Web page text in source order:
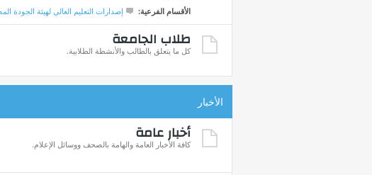
الأقسام الفرعية:
إصدارات التعليم العالي لهيئة الجودة
طلاب الجامعة
كل ما يتعلق بالطالب والأنشطة الطلابية.
الأخبار
أخبار عامة
كافة الأخبار العامة والهامة بالصحف ووسائل الإعلام.